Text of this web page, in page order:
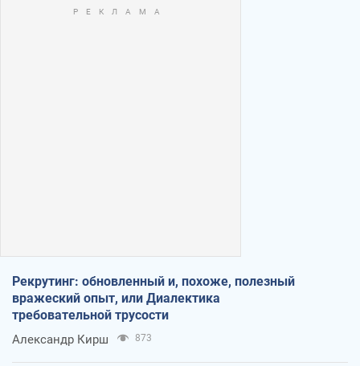
Рекрутинг: обновленный и, похоже, полезный
вражеский опыт, или Диалектика
требовательной трусости
Александр Кирш 873